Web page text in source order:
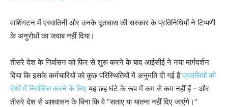
वाशिंगटन में एस्वातिनी और उनके दूतावास की सरकार के प्रतिनिधियों ने टिप्पणी
के अनुरोधों का जवाब नहीं दिया।
तीसरे देश के निर्वासन को फिर से शुरू करने के बाद आईसीई ने नया मार्गदर्शन
दिया कि इसके कर्मचारियों को कुछ परिस्थितियों में अनुमति दी गई हैप्रवासियों को
देशों में निर्वासित करने के लिएयह छह घंटे के रूप में कम से कम नहीं हैं – और
तीसरे देश से आश्वासन के बिना कि वे “सताए या यातना नहीं दिए जाएंगे।”